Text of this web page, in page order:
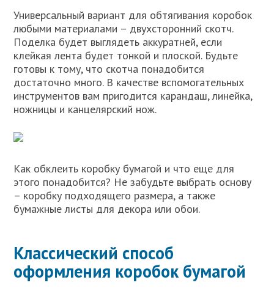
Универсальный вариант для обтягивания коробок
любыми материалами – двухсторонний скотч.
Поделка будет выглядеть аккуратней, если
клейкая лента будет тонкой и плоской. Будьте
готовы к тому, что скотча понадобится
достаточно много. В качестве вспомогательных
инструментов вам пригодится карандаш, линейка,
ножницы и канцелярский нож.
Как обклеить коробку бумагой и что еще для
этого понадобится? Не забудьте выбрать основу
– коробку подходящего размера, а также
бумажные листы для декора или обои.
Классический способ
оформления коробок бумагой